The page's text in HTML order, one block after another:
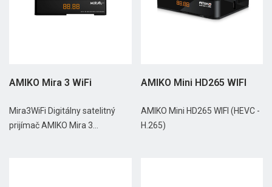
AMIKO Mira 3 WiFi
Mira3WiFi Digitálny satelitný
prijímač AMIKO Mira 3...
AMIKO Mini HD265 WIFI
AMIKO Mini HD265 WIFI (HEVC -
H.265)